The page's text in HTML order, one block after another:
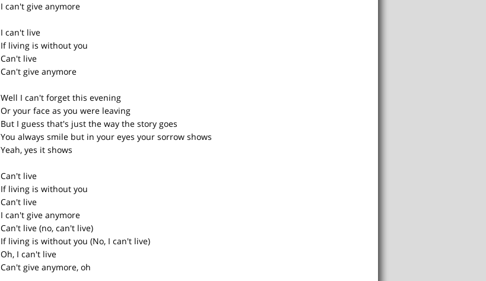
I can't give anymore
I can't live
If living is without you
Can't live
Can't give anymore
Well I can't forget this evening
Or your face as you were leaving
But I guess that's just the way the story goes
You always smile but in your eyes your sorrow shows
Yeah, yes it shows
Can't live
If living is without you
Can't live
I can't give anymore
Can't live (no, can't live)
If living is without you (No, I can't live)
Oh, I can't live
Can't give anymore, oh